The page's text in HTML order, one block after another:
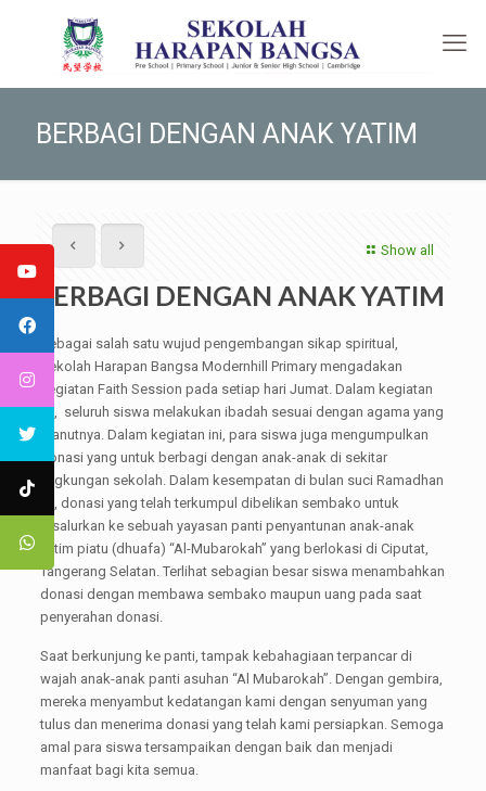
BERBAGI DENGAN ANAK YATIM
Show all
BERBAGI DENGAN ANAK YATIM
Sebagai salah satu wujud pengembangan sikap spiritual,
Sekolah Harapan Bangsa Modernhill Primary mengadakan
kegiatan Faith Session pada setiap hari Jumat. Dalam kegiatan
ini, seluruh siswa melakukan ibadah sesuai dengan agama yang
dianutnya. Dalam kegiatan ini, para siswa juga mengumpulkan
donasi yang untuk berbagi dengan anak-anak di sekitar
lingkungan sekolah. Dalam kesempatan di bulan suci Ramadhan
ini, donasi yang telah terkumpul dibelikan sembako untuk
disalurkan ke sebuah yayasan panti penyantunan anak-anak
yatim piatu (dhuafa) “Al-Mubarokah” yang berlokasi di Ciputat,
Tangerang Selatan. Terlihat sebagian besar siswa menambahkan
donasi dengan membawa sembako maupun uang pada saat
penyerahan donasi.
Saat berkunjung ke panti, tampak kebahagiaan terpancar di
wajah anak-anak panti asuhan “Al Mubarokah”. Dengan gembira,
mereka menyambut kedatangan kami dengan senyuman yang
tulus dan menerima donasi yang telah kami persiapkan. Semoga
amal para siswa tersampaikan dengan baik dan menjadi
manfaat bagi kita semua.